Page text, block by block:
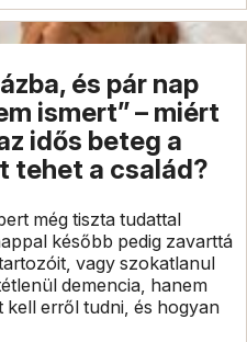
és pár nap
ismert” – miért
idős beteg a
tehet a család?
még tiszta tudattal
később pedig zavarttá
vagy szokatlanul
demencia, hanem
erről tudni, és hogyan